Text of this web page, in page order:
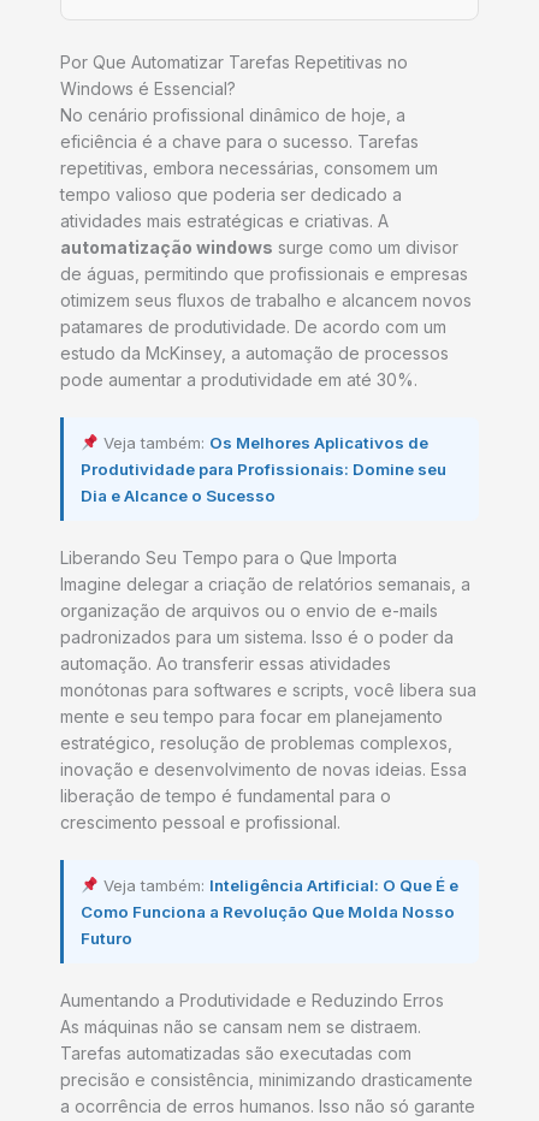
Por Que Automatizar Tarefas Repetitivas no
Windows é Essencial?
No cenário profissional dinâmico de hoje, a
eficiência é a chave para o sucesso. Tarefas
repetitivas, embora necessárias, consomem um
tempo valioso que poderia ser dedicado a
atividades mais estratégicas e criativas. A
automatização windows surge como um divisor
de águas, permitindo que profissionais e empresas
otimizem seus fluxos de trabalho e alcancem novos
patamares de produtividade. De acordo com um
estudo da McKinsey, a automação de processos
pode aumentar a produtividade em até 30%.
Veja também: Os Melhores Aplicativos de
Produtividade para Profissionais: Domine seu
Dia e Alcance o Sucesso
Liberando Seu Tempo para o Que Importa
Imagine delegar a criação de relatórios semanais, a
organização de arquivos ou o envio de e-mails
padronizados para um sistema. Isso é o poder da
automação. Ao transferir essas atividades
monótonas para softwares e scripts, você libera sua
mente e seu tempo para focar em planejamento
estratégico, resolução de problemas complexos,
inovação e desenvolvimento de novas ideias. Essa
liberação de tempo é fundamental para o
crescimento pessoal e profissional.
Veja também: Inteligência Artificial: O Que É e
Como Funciona a Revolução Que Molda Nosso
Futuro
Aumentando a Produtividade e Reduzindo Erros
As máquinas não se cansam nem se distraem.
Tarefas automatizadas são executadas com
precisão e consistência, minimizando drasticamente
a ocorrência de erros humanos. Isso não só garante